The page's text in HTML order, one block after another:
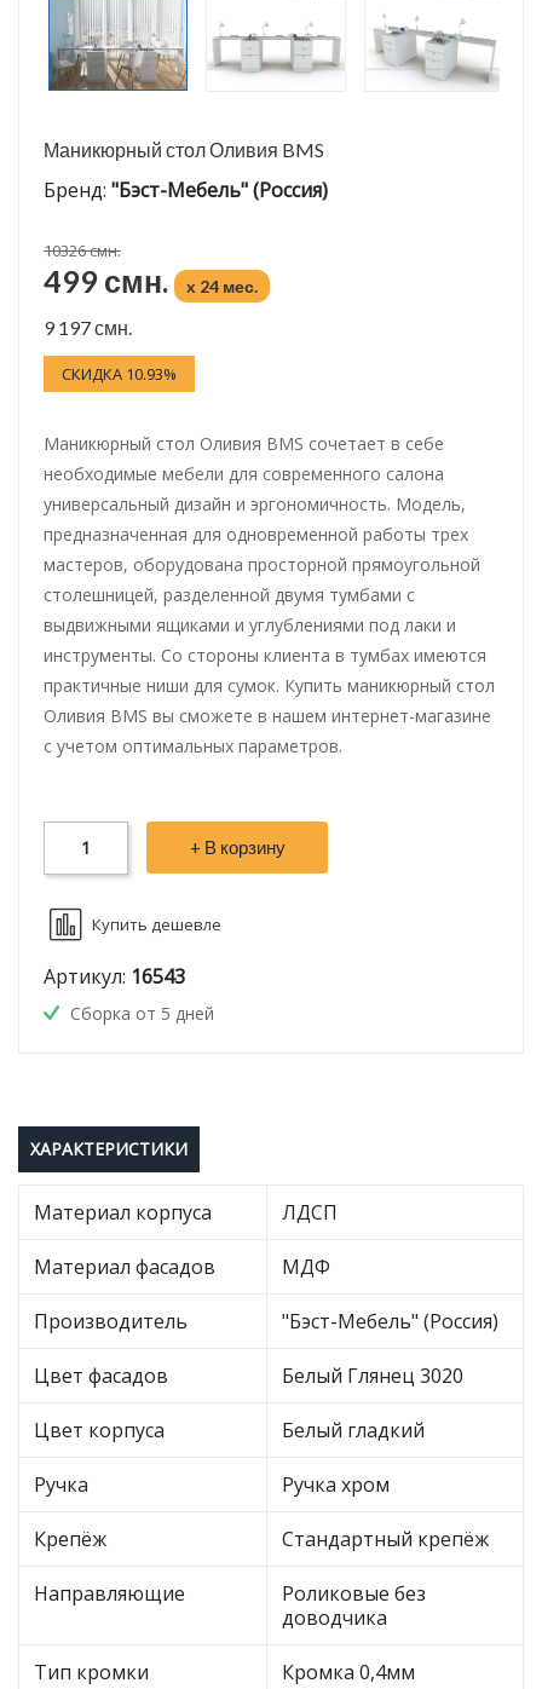
Маникюрный стол Оливия BMS
Бренд: "Бэст-Мебель" (Россия)
10326 смн.
499 смн. x 24 мес.
9 197 смн.
СКИДКА 10.93%
Маникюрный стол Оливия BMS сочетает в себе
необходимые мебели для современного салона
универсальный дизайн и эргономичность. Модель,
предназначенная для одновременной работы трех
мастеров, оборудована просторной прямоугольной
столешницей, разделенной двумя тумбами с
выдвижными ящиками и углублениями под лаки и
инструменты. Со стороны клиента в тумбах имеются
практичные ниши для сумок. Купить маникюрный стол
Оливия BMS вы сможете в нашем интернет-магазине
с учетом оптимальных параметров.
+ В корзину
Купить дешевле
Артикул: 16543
Сборка от 5 дней
ХАРАКТЕРИСТИКИ
Материал корпуса ЛДСП
Материал фасадов МДФ
Производитель "Бэст-Мебель" (Россия)
Цвет фасадов Белый Глянец 3020
Цвет корпуса Белый гладкий
Ручка Ручка хром
Крепёж Стандартный крепёж
Направляющие
Роликовые без
доводчика
Тип кромки Кромка 0,4мм